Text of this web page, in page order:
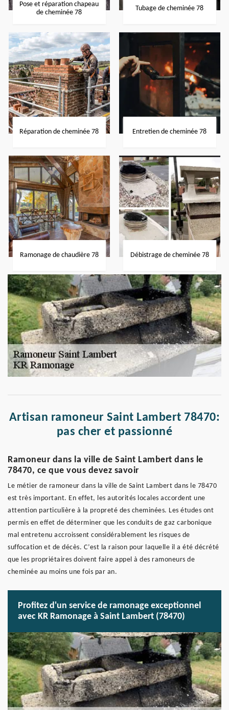
Pose et réparation chapeau
de cheminée 78
Tubage de cheminée 78
Réparation de cheminée 78 Entretien de cheminée 78
Ramonage de chaudière 78 Débistrage de cheminée 78
Artisan ramoneur Saint Lambert 78470:
pas cher et passionné
Ramoneur dans la ville de Saint Lambert dans le
78470, ce que vous devez savoir
Le métier de ramoneur dans la ville de Saint Lambert dans le 78470
est très important. En effet, les autorités locales accordent une
attention particulière à la propreté des cheminées. Les études ont
permis en effet de déterminer que les conduits de gaz carbonique
mal entretenu accroissent considérablement les risques de
suffocation et de décès. C’est la raison pour laquelle il a été décrété
que les propriétaires doivent faire appel à des ramoneurs de
cheminée au moins une fois par an.
Profitez d'un service de ramonage exceptionnel
avec KR Ramonage à Saint Lambert (78470)